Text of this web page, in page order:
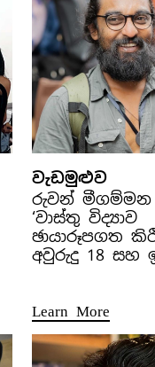
වැඩමුළුව
රුවන්
‘වාස්තු විද්‍යාව
ඡායාරූපගත
අවුරුදු 18 සහ
Learn More